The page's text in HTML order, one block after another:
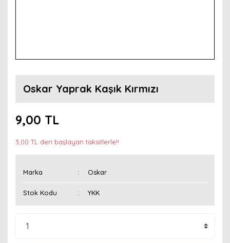
Oskar Yaprak Kaşık Kırmızı
9,00 TL
3,00 TL den başlayan taksitlerle!!
Marka Oskar
Stok Kodu YKK